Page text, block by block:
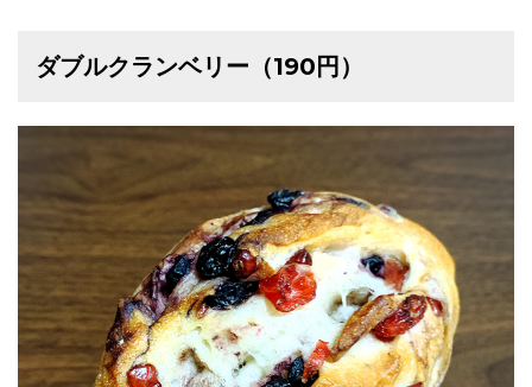
ダブルクランベリー（190円）